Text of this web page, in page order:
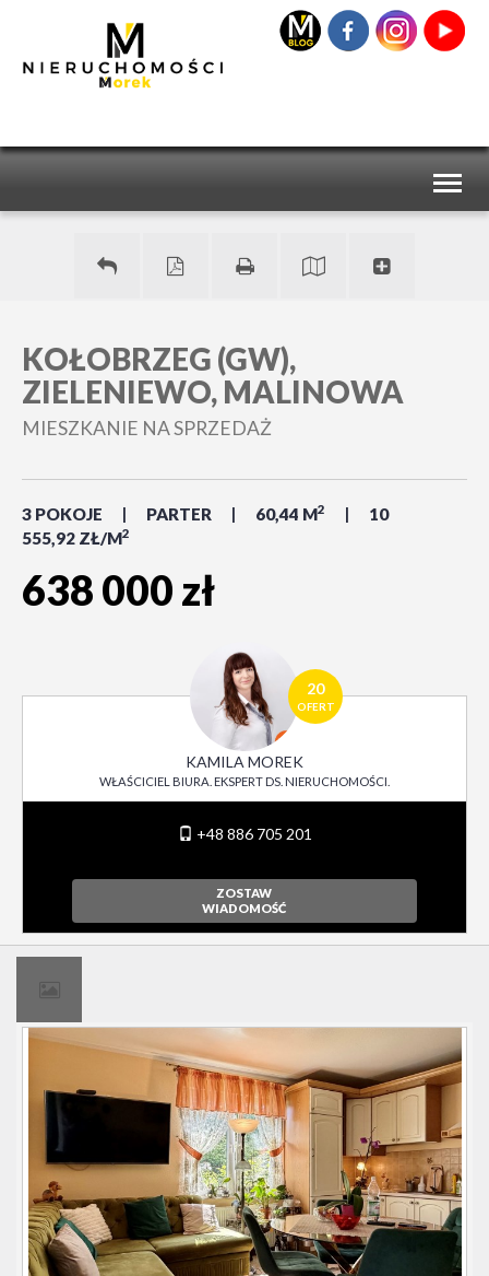
KOŁOBRZEG (GW),
ZIELENIEWO, MALINOWA
MIESZKANIE NA SPRZEDAŻ
3 POKOJE PARTER 60,44 M2
10
555,92 ZŁ/M2
638 000 zł
20
OFERT
KAMILA MOREK
WŁAŚCICIEL BIURA. EKSPERT DS. NIERUCHOMOŚCI.
+48 886 705 201
ZOSTAW
WIADOMOŚĆ